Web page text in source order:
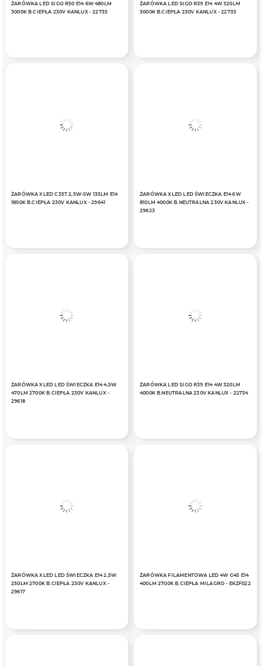
ŻARÓWKA LED SIGO R50 E14 6W 480LM
3000K B.CIEPŁA 230V KANLUX - 22735
ŻARÓWKA LED SIGO R39 E14 4W 320LM
3000K B.CIEPŁA 230V KANLUX - 22733
ŻARÓWKA XLED C35T 2,5W-SW 135LM E14
1800K B.CIEPŁA 230V KANLUX - 29641
ŻARÓWKA XLED LED ŚWIECZKA E14 6W
810LM 4000K B.NEUTRALNA 230V KANLUX -
29623
ŻARÓWKA XLED LED ŚWIECZKA E14 4,5W
470LM 2700K B.CIEPŁA 230V KANLUX -
29618
ŻARÓWKA LED SIGO R39 E14 4W 320LM
4000K B.NEUTRALNA 230V KANLUX - 22734
ŻARÓWKA XLED LED ŚWIECZKA E14 2,5W
250LM 2700K B.CIEPŁA 230V KANLUX -
29617
ŻARÓWKA FILAMENTOWA LED 4W G45 E14
400LM 2700K B.CIEPŁA MILAGRO - EKZF022